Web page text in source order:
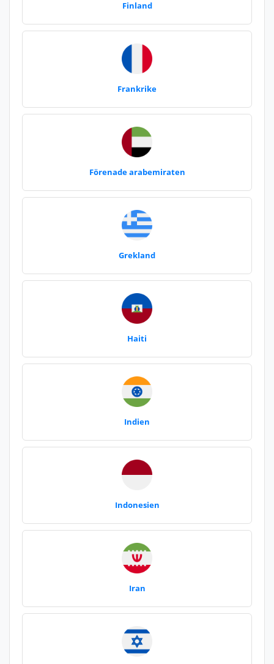
Finland
Frankrike
Förenade arabemiraten
Grekland
Haiti
Indien
Indonesien
Iran